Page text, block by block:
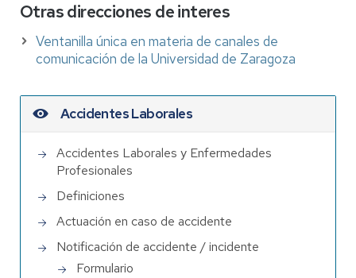
Otras direcciones de interes
Ventanilla única en materia de canales de
comunicación de la Universidad de Zaragoza
Accidentes Laborales
Accidentes Laborales y Enfermedades
Profesionales
Definiciones
Actuación en caso de accidente
Notificación de accidente / incidente
Formulario